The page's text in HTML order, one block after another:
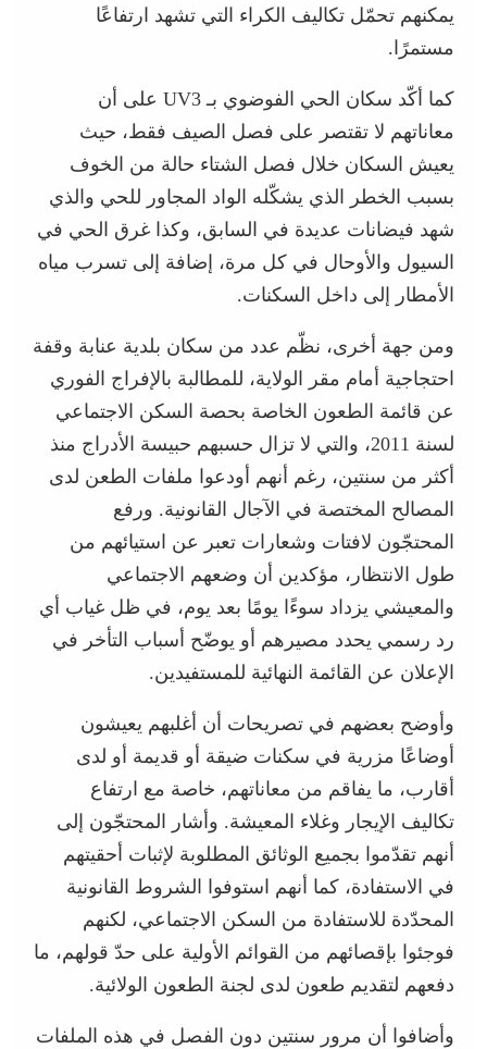
يمكنهم تحمّل تكاليف الكراء التي تشهد ارتفاعًا
مستمرًا.
كما أكّد سكان الحي الفوضوي بـ UV3 على أن
معاناتهم لا تقتصر على فصل الصيف فقط، حيث
يعيش السكان خلال فصل الشتاء حالة من الخوف
بسبب الخطر الذي يشكّله الواد المجاور للحي والذي
شهد فيضانات عديدة في السابق، وكذا غرق الحي في
السيول والأوحال في كل مرة، إضافة إلى تسرب مياه
الأمطار إلى داخل السكنات.
ومن جهة أخرى، نظّم عدد من سكان بلدية عنابة وقفة
احتجاجية أمام مقر الولاية، للمطالبة بالإفراج الفوري
عن قائمة الطعون الخاصة بحصة السكن الاجتماعي
لسنة 2011، والتي لا تزال حسبهم حبيسة الأدراج منذ
أكثر من سنتين، رغم أنهم أودعوا ملفات الطعن لدى
المصالح المختصة في الآجال القانونية. ورفع
المحتجّون لافتات وشعارات تعبر عن استيائهم من
طول الانتظار، مؤكدين أن وضعهم الاجتماعي
والمعيشي يزداد سوءًا يومًا بعد يوم، في ظل غياب أي
رد رسمي يحدد مصيرهم أو يوضّح أسباب التأخر في
الإعلان عن القائمة النهائية للمستفيدين.
وأوضح بعضهم في تصريحات أن أغلبهم يعيشون
أوضاعًا مزرية في سكنات ضيقة أو قديمة أو لدى
أقارب، ما يفاقم من معاناتهم، خاصة مع ارتفاع
تكاليف الإيجار وغلاء المعيشة. وأشار المحتجّون إلى
أنهم تقدّموا بجميع الوثائق المطلوبة لإثبات أحقيتهم
في الاستفادة، كما أنهم استوفوا الشروط القانونية
المحدّدة للاستفادة من السكن الاجتماعي، لكنهم
فوجئوا بإقصائهم من القوائم الأولية على حدّ قولهم، ما
دفعهم لتقديم طعون لدى لجنة الطعون الولائية.
وأضافوا أن مرور سنتين دون الفصل في هذه الملفات